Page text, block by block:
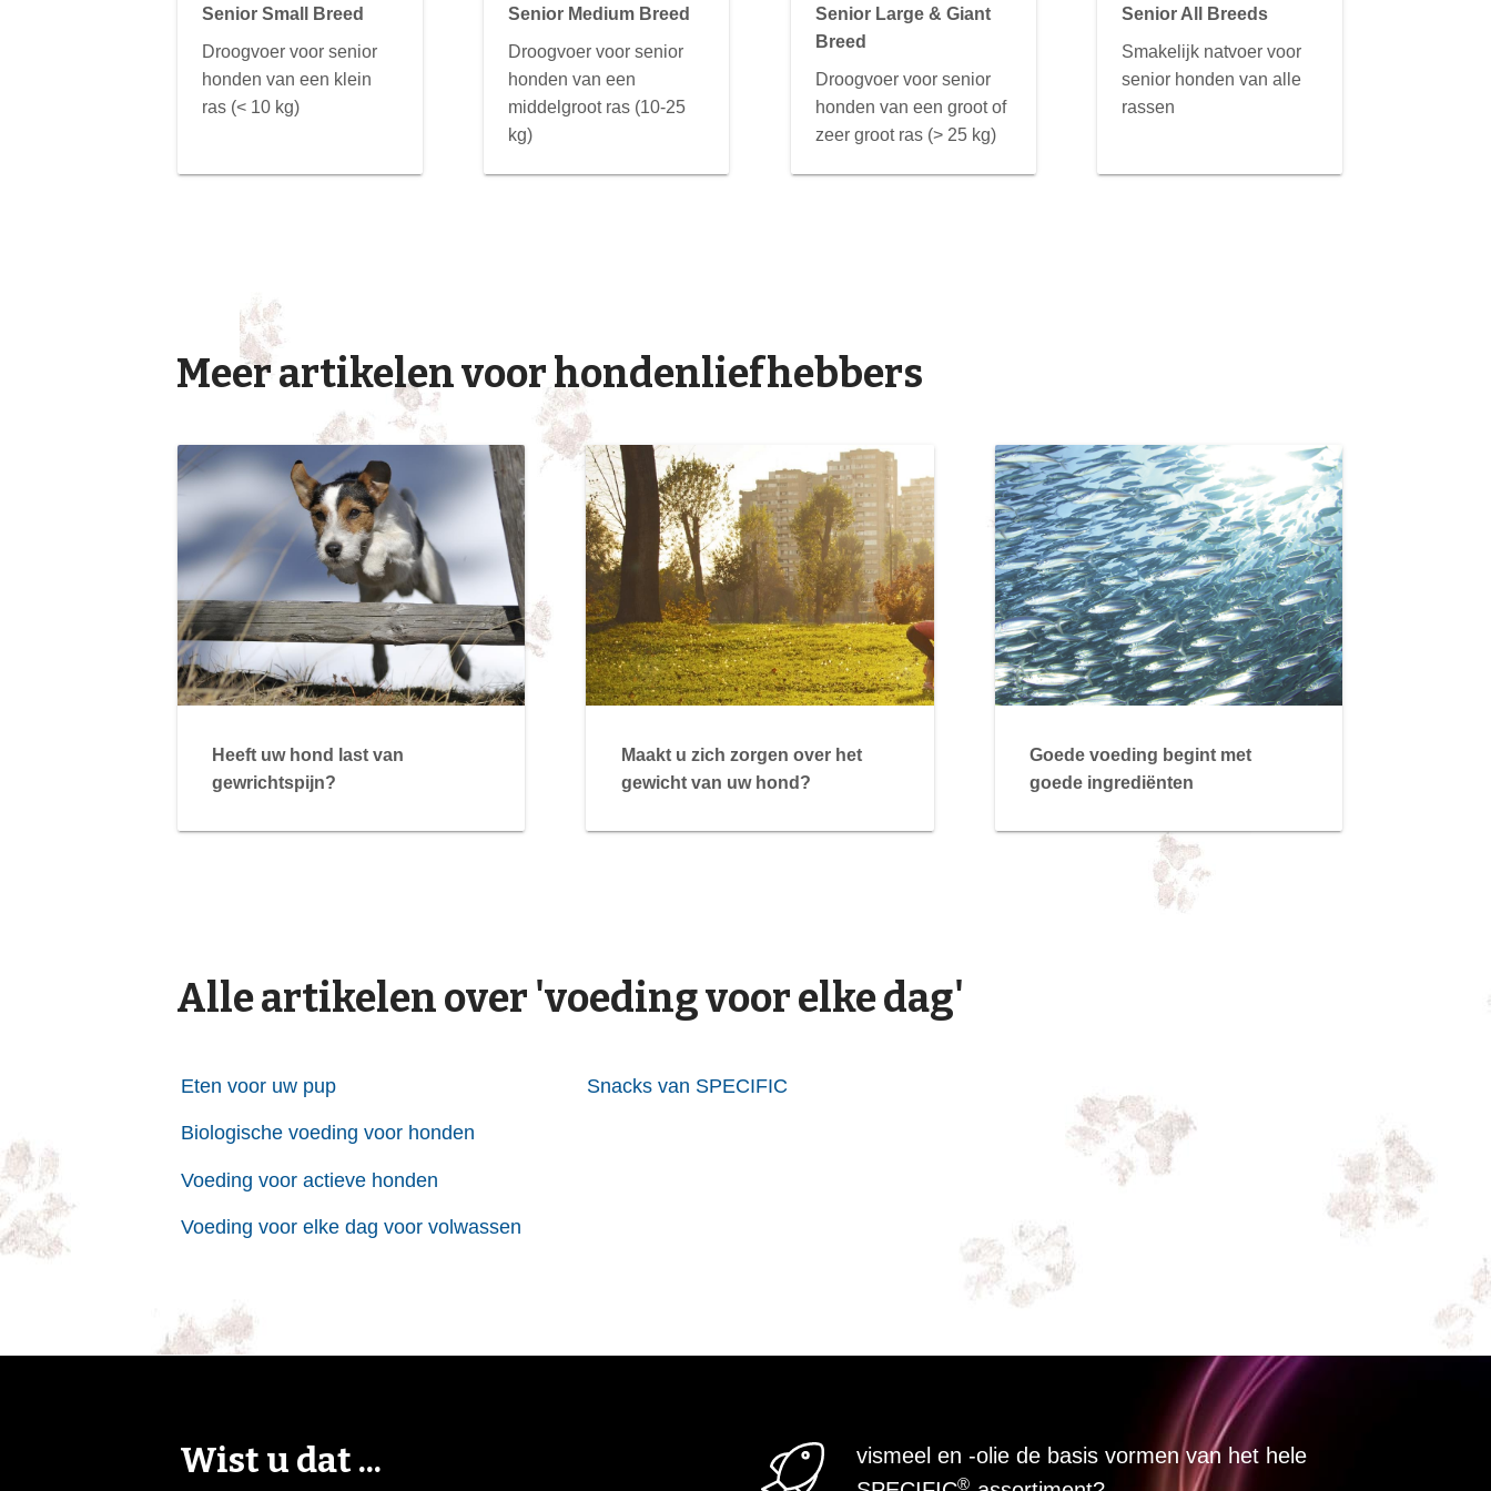
Senior Small Breed
Droogvoer voor senior
honden van een klein
ras (< 10 kg)
Senior Medium Breed
Droogvoer voor senior
honden van een
middelgroot ras (10-25
kg)
Senior Large & Giant
Breed
Droogvoer voor senior
honden van een groot of
zeer groot ras (> 25 kg)
Senior All Breeds
Smakelijk natvoer voor
senior honden van alle
rassen
Meer artikelen voor hondenliefhebbers
Heeft uw hond last van
gewrichtspijn?
Maakt u zich zorgen over het
gewicht van uw hond?
Goede voeding begint met
goede ingrediënten
Alle artikelen over 'voeding voor elke dag'
Eten voor uw pup
Biologische voeding voor honden
Voeding voor actieve honden
Voeding voor elke dag voor volwassen
Snacks van SPECIFIC
Wist u dat ...
vismeel en -olie de basis vormen van het hele
®